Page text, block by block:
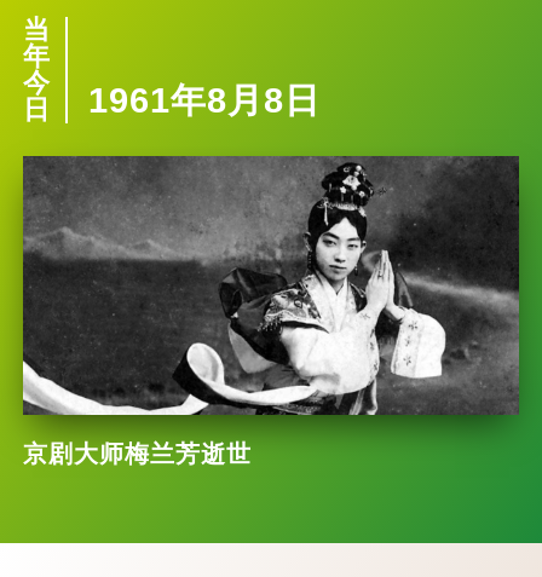
当
年
今
日
1961年8月8日
京剧大师梅兰芳逝世